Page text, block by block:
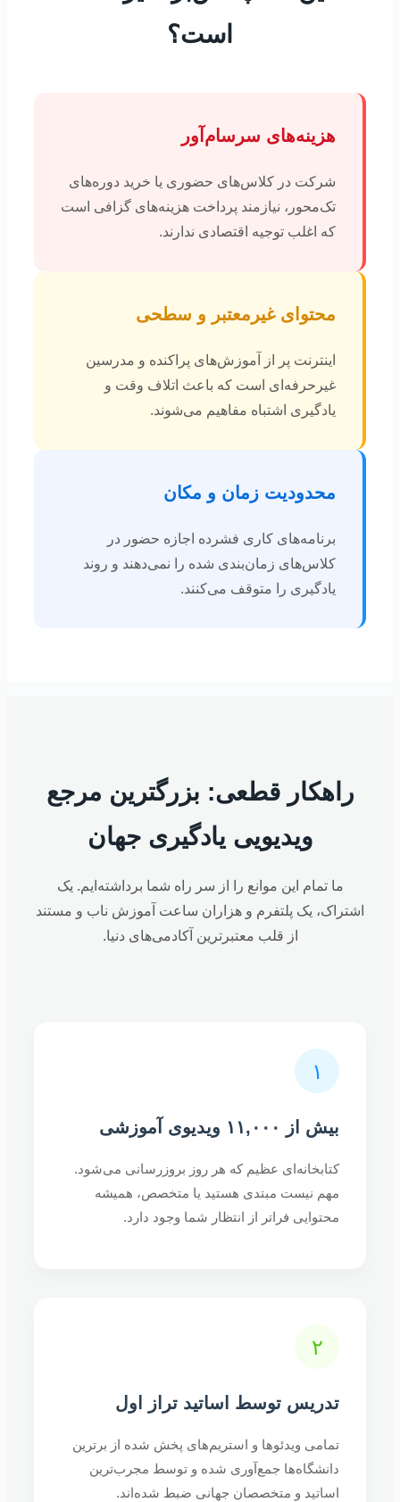
است؟
هزینه‌های سرسام‌آور
شرکت در کلاس‌های حضوری یا خرید دوره‌های
تک‌محور، نیازمند پرداخت هزینه‌های گزافی است
که اغلب توجیه اقتصادی ندارند.
محتوای غیرمعتبر و سطحی
اینترنت پر از آموزش‌های پراکنده و مدرسین
غیرحرفه‌ای است که باعث اتلاف وقت و
یادگیری اشتباه مفاهیم می‌شوند.
محدودیت زمان و مکان
برنامه‌های کاری فشرده اجازه حضور در
کلاس‌های زمان‌بندی شده را نمی‌دهند و روند
یادگیری را متوقف می‌کنند.
راهکار قطعی: بزرگترین مرجع
ویدیویی یادگیری جهان
ما تمام این موانع را از سر راه شما برداشته‌ایم. یک
اشتراک، یک پلتفرم و هزاران ساعت آموزش ناب و مستند
از قلب معتبرترین آکادمی‌های دنیا.
۱
بیش از ۱۱,۰۰۰ ویدیوی آموزشی
کتابخانه‌ای عظیم که هر روز بروزرسانی می‌شود.
مهم نیست مبتدی هستید یا متخصص، همیشه
محتوایی فراتر از انتظار شما وجود دارد.
۲
تدریس توسط اساتید تراز اول
تمامی ویدئوها و استریم‌های پخش شده از برترین
دانشگاه‌ها جمع‌آوری شده و توسط مجرب‌ترین
اساتید و متخصصان جهانی ضبط شده‌اند.